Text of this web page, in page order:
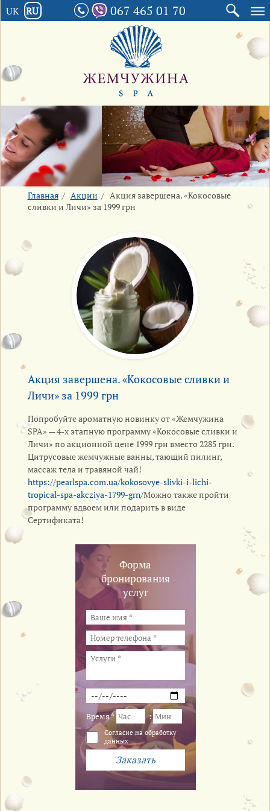
UK RU 067 465 01 70
Форма
бронирования
услуг
Время * :
Cогласие на обработку
данных
Главная/ Акции / Акция завершена. «Кокосовые
сливки и Личи» за 1999 грн
Акция завершена. «Кокосовые сливки и
Личи» за 1999 грн
Попробуйте ароматную новинку от «Жемчужина
SPA» — 4-х этапную программу «Кокосовые сливки и
Личи» по акционной цене 1999 грн вместо 2285 грн.
Цитрусовые жемчужные ванны, тающий пилинг,
массаж тела и травяной чай!
https://pearlspa.com.ua/kokosovye-slivki-i-lichi-
tropical-spa-akcziya-1799-grn/Можно также пройти
программу вдвоем или подарить в виде
Сертификата!